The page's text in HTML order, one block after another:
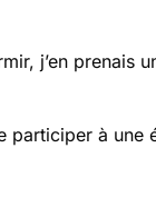
j’en prenais
participer à une